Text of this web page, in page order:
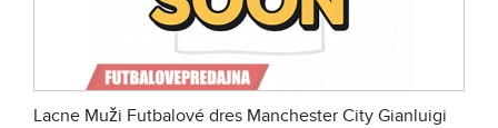
Lacne Muži Futbalové dres Manchester City Gianluigi